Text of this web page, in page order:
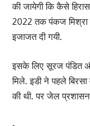
की जायेगी कि कैसे
2022 तक पंकज मिश्रा
इजाजत दी गयी.
इसके लिए सूरज पंडित
मिले. इडी ने पहले
की थी. पर जेल प्रशासन